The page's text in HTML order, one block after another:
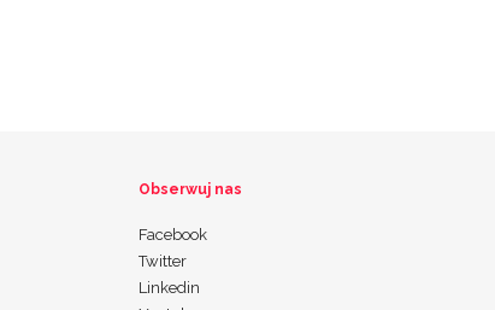
Obserwuj nas
Facebook
Twitter
Linkedin